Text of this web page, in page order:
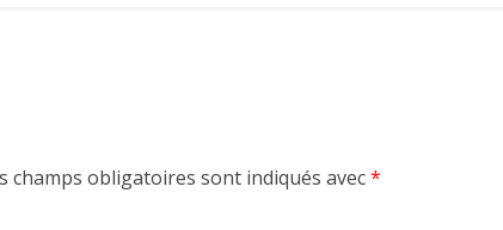
champs obligatoires sont indiqués avec*